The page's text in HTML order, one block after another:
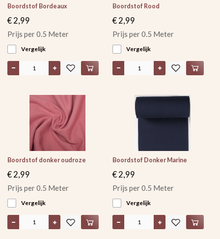
Boordstof Bordeaux
€ 2,99
Prijs per 0.5 Meter
Vergelijk
Boordstof Rood
€ 2,99
Prijs per 0.5 Meter
Vergelijk
Boordstof donker oudroze
€ 2,99
Prijs per 0.5 Meter
Vergelijk
Boordstof Donker Marine
€ 2,99
Prijs per 0.5 Meter
Vergelijk